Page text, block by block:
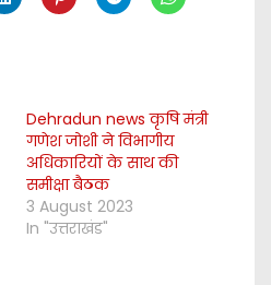
Dehradun news कृषि मंत्री
गणेश जोशी ने विभागीय
अधिकारियों के साथ की
समीक्षा बैठक
3 August 2023
In "उत्तराखंड"